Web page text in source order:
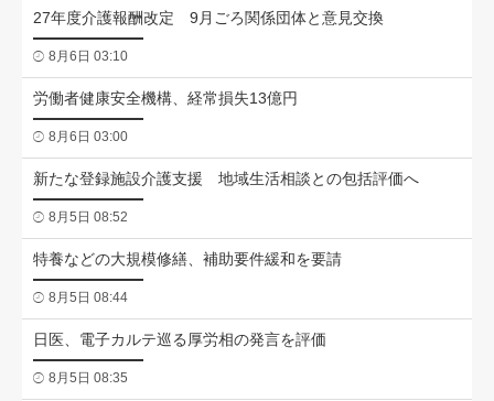
27年度介護報酬改定 9月ごろ関係団体と意見交換
8月6日 03:10
労働者健康安全機構、経常損失13億円
8月6日 03:00
新たな登録施設介護支援 地域生活相談との包括評価へ
8月5日 08:52
特養などの大規模修繕、補助要件緩和を要請
8月5日 08:44
日医、電子カルテ巡る厚労相の発言を評価
8月5日 08:35